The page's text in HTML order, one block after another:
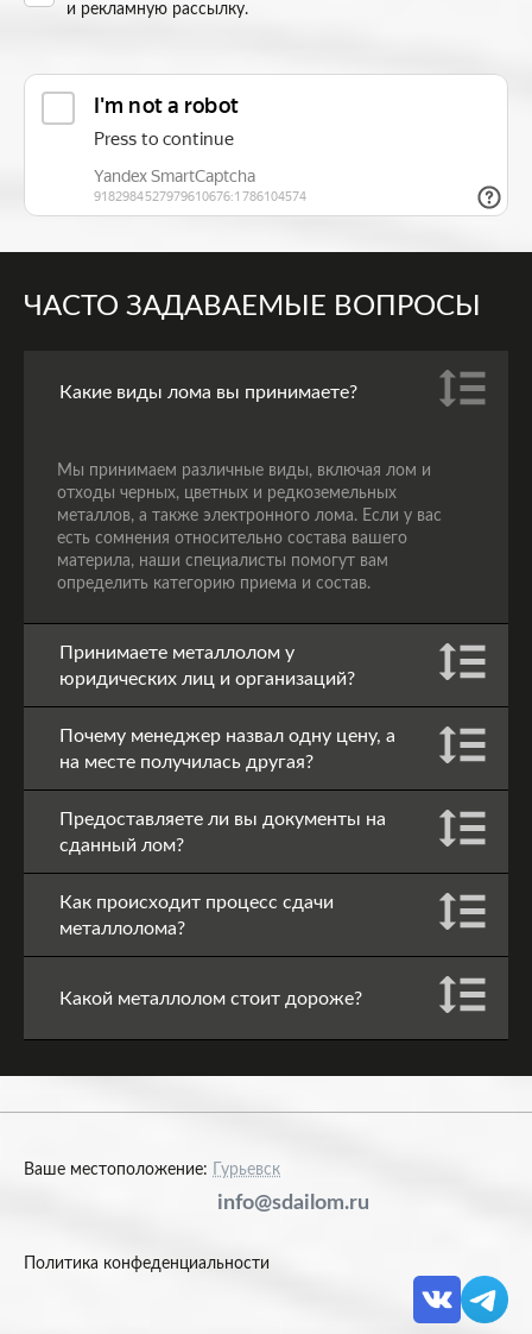
и рекламную рассылку.
ЧАСТО ЗАДАВАЕМЫЕ ВОПРОСЫ
Какие виды лома вы принимаете?
Мы принимаем различные виды, включая лом и
отходы черных, цветных и редкоземельных
металлов, а также электронного лома. Если у вас
есть сомнения относительно состава вашего
материла, наши специалисты помогут вам
определить категорию приема и состав.
Принимаете металлолом у
юридических лиц и организаций?
Почему менеджер назвал одну цену, а
на месте получилась другая?
Предоставляете ли вы документы на
сданный лом?
Как происходит процесс сдачи
металлолома?
Какой металлолом стоит дороже?
Ваше местоположение: Гурьевск
info@sdailom.ru
Политика конфеденциальности